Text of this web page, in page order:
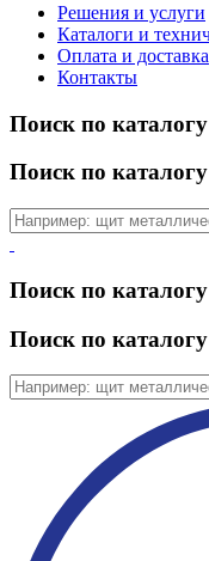
Решения и услуги
Каталоги и
Оплата и доставка
Контакты
Поиск по
Поиск по каталогу
Поиск по
Поиск по каталогу